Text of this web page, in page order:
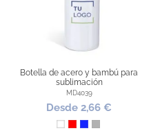
Botella de acero y bambú para
sublimación
MD4039
Desde 2,66 €
Blanco
RojoAzul Royal
Plata